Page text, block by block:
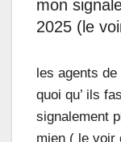
mon
2025 (le
les agents
quoi qu’ ils
signalement
mien ( le voir